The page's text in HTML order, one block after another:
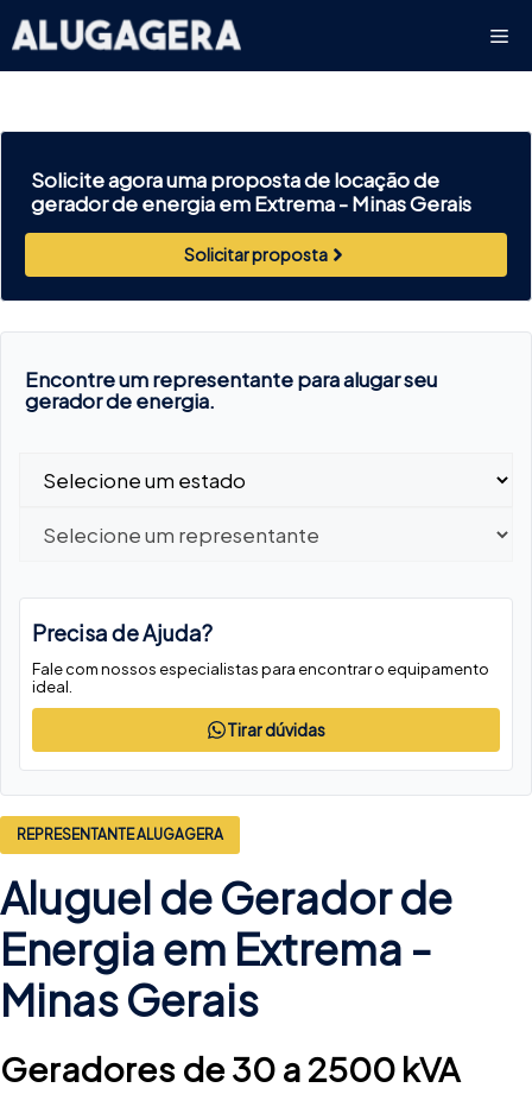
para
o
Solicite agora uma proposta de locação de
gerador de energia em Extrema -Minas Gerais
Solicitar proposta
Encontre um representante para alugar seu
gerador de energia.
Precisa de Ajuda?
Fale com nossos especialistas para encontrar o equipamento
ideal.
Tirar dúvidas
REPRESENTANTE ALUGAGERA
Aluguel de Gerador de
Energia em Extrema -
Minas Gerais
Geradores de 30 a 2500 kVA